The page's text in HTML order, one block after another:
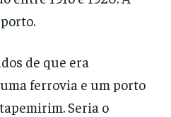
de que era
ferrovia e um porto
Seria o